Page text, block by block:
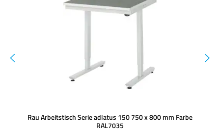
Rau Arbeitstisch Serie adlatus 150 750 x 800 mm Farbe
RAL7035